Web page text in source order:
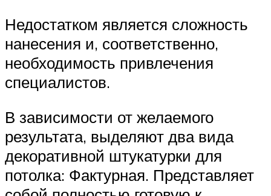
Недостатком является сложность
нанесения и, соответственно,
необходимость привлечения
специалистов.
В зависимости от желаемого
результата, выделяют два вида
декоративной штукатурки для
потолка: Фактурная. Представляет